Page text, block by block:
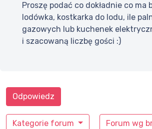
Proszę podać co dokładnie co ma
lodówka, kostkarka do lodu, ile
gazowych lub kuchenek
i szacowaną liczbę gości :)
Kategorie forum Forum wg
Odpowiedz